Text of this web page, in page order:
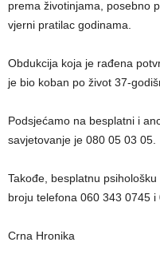
prema životinjama, posebno
vjerni pratilac godinama.
Obdukcija koja je rađena
je bio koban po život 37-
Podsjećamo na besplatni i
savjetovanje je 080 05 03 05.
Takođe, besplatnu
broju telefona 060 343 0745 i
Crna Hronika